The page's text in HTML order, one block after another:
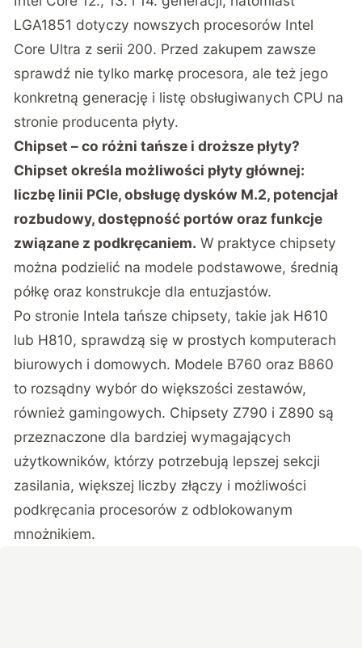
LGA1851 dotyczy nowszych procesorów Intel
Core Ultra z serii 200. Przed zakupem zawsze
sprawdź nie tylko markę procesora, ale też jego
konkretną generację i listę obsługiwanych CPU na
stronie producenta płyty.
Chipset – co różni tańsze i droższe płyty?
Chipset określa możliwości płyty głównej:
liczbę linii PCIe, obsługę dysków M.2, potencjał
rozbudowy, dostępność portów oraz funkcje
związane z podkręcaniem. W praktyce chipsety
można podzielić na modele podstawowe, średnią
półkę oraz konstrukcje dla entuzjastów.
Po stronie Intela tańsze chipsety, takie jak H610
lub H810, sprawdzą się w prostych komputerach
biurowych i domowych. Modele B760 oraz B860
to rozsądny wybór do większości zestawów,
również gamingowych. Chipsety Z790 i Z890 są
przeznaczone dla bardziej wymagających
użytkowników, którzy potrzebują lepszej sekcji
zasilania, większej liczby złączy i możliwości
podkręcania procesorów z odblokowanym
mnożnikiem.